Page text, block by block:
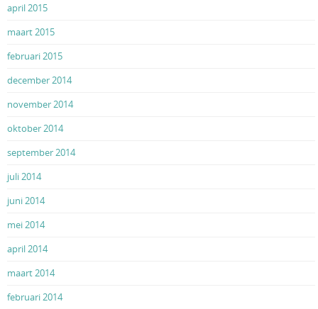
april 2015
maart 2015
februari 2015
december 2014
november 2014
oktober 2014
september 2014
juli 2014
juni 2014
mei 2014
april 2014
maart 2014
februari 2014